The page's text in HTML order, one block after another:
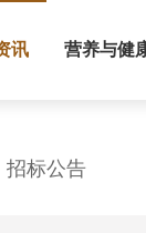
讯 营养与健
招标公告